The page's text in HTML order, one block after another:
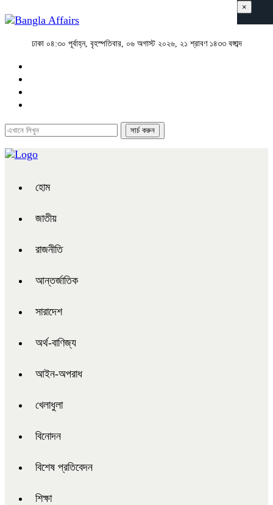
ঢাকা ০৪:৩০ পূর্বাহ্ন, বৃহস্পতিবার, ০৬ অগাস্ট ২০২৬, ২১ শ্রাবণ ১৪৩৩ বঙ্গাব্দ
হোম
জাতীয়
রাজনীতি
আন্তর্জাতিক
সারাদেশ
অর্থ-বাণিজ্য
আইন-অপরাধ
খেলাধুলা
বিনোদন
বিশেষ প্রতিবেদন
শিক্ষা
×